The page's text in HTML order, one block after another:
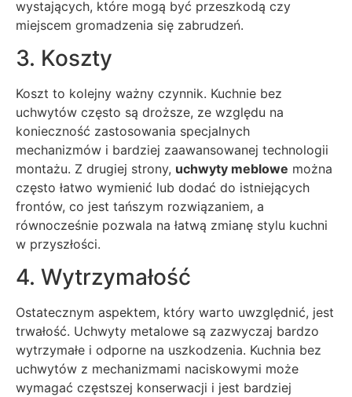
wystających, które mogą być przeszkodą czy
miejscem gromadzenia się zabrudzeń.
3. Koszty
Koszt to kolejny ważny czynnik. Kuchnie bez
uchwytów często są droższe, ze względu na
konieczność zastosowania specjalnych
mechanizmów i bardziej zaawansowanej technologii
montażu. Z drugiej strony, uchwyty meblowe można
często łatwo wymienić lub dodać do istniejących
frontów, co jest tańszym rozwiązaniem, a
równocześnie pozwala na łatwą zmianę stylu kuchni
w przyszłości.
4. Wytrzymałość
Ostatecznym aspektem, który warto uwzględnić, jest
trwałość. Uchwyty metalowe są zazwyczaj bardzo
wytrzymałe i odporne na uszkodzenia. Kuchnia bez
uchwytów z mechanizmami naciskowymi może
wymagać częstszej konserwacji i jest bardziej